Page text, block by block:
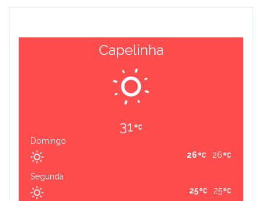
Capelinha
31
Domingo
26
26
Segunda
25
25